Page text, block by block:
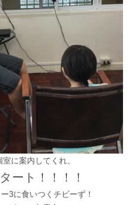
室に案内してくれ、
ート！！！！
3に食いつくチビーず！